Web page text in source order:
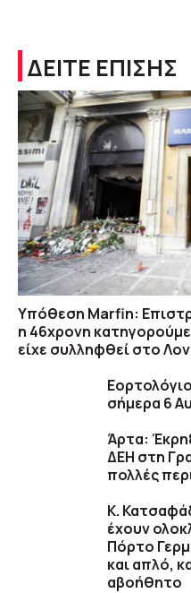
ΔΕΙΤΕ ΕΠΙΣΗΣ
Υπόθεση Marfin:
η 46χρονη
είχε συλληφθεί στο
σήμερα 6
Άρτα:
ΔΕΗ στη
πολλές
Κ.
έχουν
Πόρτο
και απλό,
αβοήθητο